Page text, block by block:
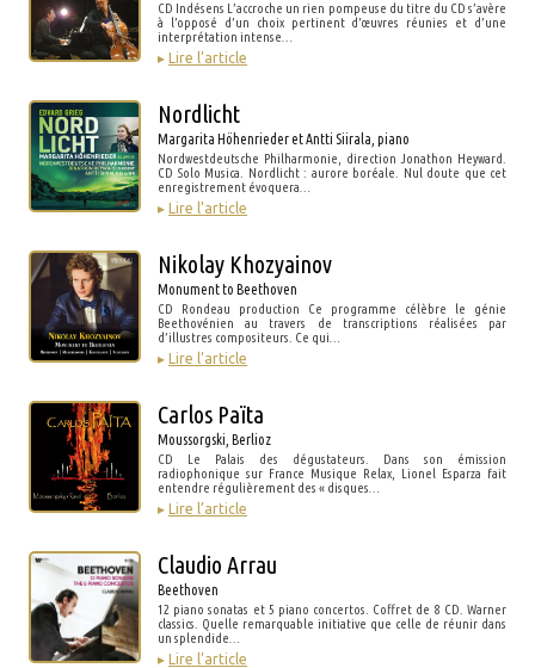
CD Indésens L’accroche un rien pompeuse du titre du CD s’avère
à l’opposé d’un choix pertinent d’œuvres réunies et d’une
interprétation intense…
▸ Lire l’article
Nordlicht
Margarita Höhenrieder et Antti Siirala, piano
Nordwestdeutsche Philharmonie, direction Jonathon Heyward.
CD Solo Musica. Nordlicht : aurore boréale. Nul doute que cet
enregistrement évoquera…
▸ Lire l’article
Nikolay Khozyainov
Monument to Beethoven
CD Rondeau production Ce programme célèbre le génie
Beethovénien au travers de transcriptions réalisées par
d’illustres compositeurs. Ce qui…
▸ Lire l’article
Carlos Païta
Moussorgski, Berlioz
CD Le Palais des dégustateurs. Dans son émission
radiophonique sur France Musique Relax, Lionel Esparza fait
entendre régulièrement des « disques…
▸ Lire l’article
Claudio Arrau
Beethoven
12 piano sonatas et 5 piano concertos. Coffret de 8 CD. Warner
classics. Quelle remarquable initiative que celle de réunir dans
un splendide…
▸ Lire l’article